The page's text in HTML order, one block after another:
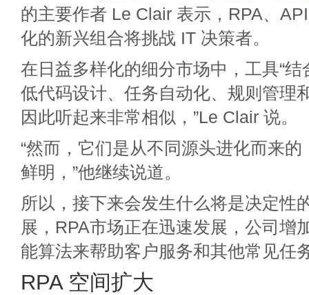
的主要作者 Le Clair 表示，RPA、
化的新兴组合将挑战 IT 决策者。
在日益多样化的细分市场中，工具“
低代码设计、任务自动化、规则管理
因此听起来非常相似，”Le Clair 说。
“然而，它们是从不同源头进化而来
鲜明，”他继续说道。
所以，接下来会发生什么将是决定性
展，RPA市场正在迅速发展，公司增
能算法来帮助客户服务和其他常见任
RPA 空间扩大